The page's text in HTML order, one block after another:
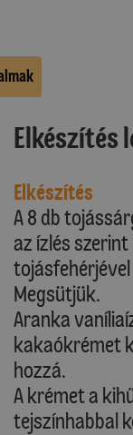
Elkészítés
Elkészítés
A 8 db
az ízlés
Megsütjük.
Aranka
kakaókrémet
hozzá.
A krémet a
tejszínhabbal